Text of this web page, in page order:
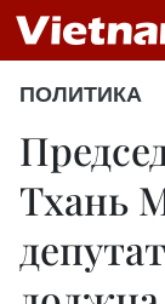
ПОЛИТИКА
Тхань